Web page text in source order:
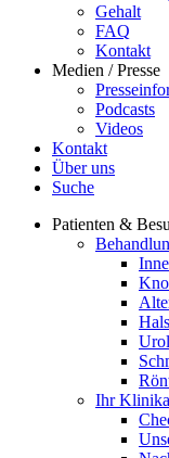
Gehalt
FAQ
Kontakt
Medien / Presse
Podcasts
Videos
Kontakt
Über uns
Suche
Patienten &
Ihr